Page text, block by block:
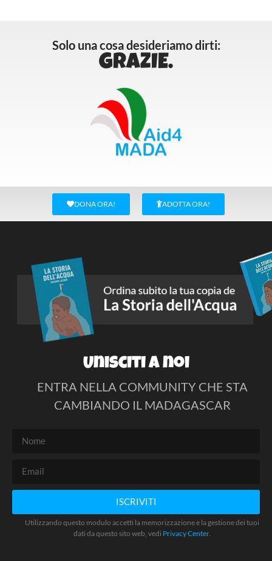
Solo una cosa desideriamo dirti:
GRAZIE.
DONA ORA! ADOTTA ORA!
Unisciti a noi
ENTRA NELLA COMMUNITY CHE STA
CAMBIANDO IL MADAGASCAR
ISCRIVITI
Utilizzando questo modulo accetti la memorizzazione e la gestione dei tuoi
dati da questo sito web, vedi Privacy Center.